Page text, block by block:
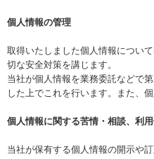
個人情報の管理
取得いたしました個人情報につい
切な安全対策を講じます。
当社が個人情報を業務委託などで
した上でこれを行います。また、
個人情報に関する苦情・相談、利
当社が保有する個人情報の開示や